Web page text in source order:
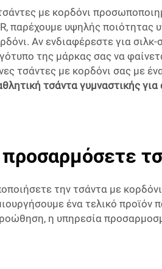
με κορδόνι
παρέχουμε υψηλής
Αν ενδιαφέρεστε για
της μάρκας σας να
τσάντες με κορδόνι σας με
τσάντα γυμναστικής για
την τσάντα με
ένα τελικό προϊόν
η υπηρεσία